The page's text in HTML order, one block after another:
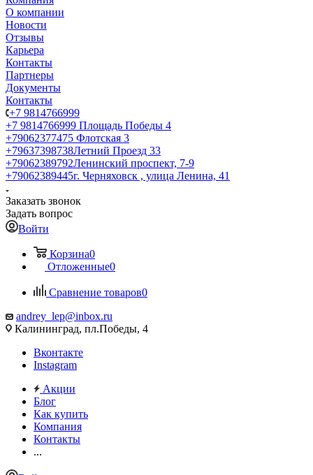
О компании
Новости
Отзывы
Карьера
Контакты
Партнеры
Документы
Контакты
+7 9814766999
+7 9814766999 Площадь Победы 4
+79062377475 Флотская 3
+79637398738Летний Проезд 33
+79062389792Ленинский проспект, 7-9
+79062389445г. Черняховск , улица Ленина, 41
Заказать звонок
Задать вопрос
Войти
Корзина0
Отложенные0
Сравнение товаров0
andrey_lep@inbox.ru
Калининград, пл.Победы, 4
Вконтакте
Instagram
Акции
Блог
Как купить
Компания
Контакты
...